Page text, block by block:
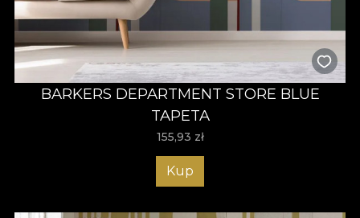
BARKERS DEPARTMENT STORE BLUE
TAPETA
155,93 zł
Kup